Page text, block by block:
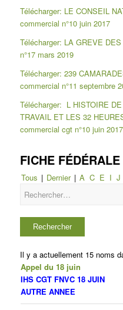
Télécharger: LE CONSEIL
commercial n°10 juin 2017
Télécharger: LA GREVE
n°17 mars 2019
Télécharger: 239
commercial n°11 septembre
Télécharger: L HISTOIRE
TRAVAIL ET LES 32
commercial cgt n°10 juin
FICHE FÉDÉRALE
Tous | Dernier | A C E I J
Il y a actuellement 15 noms
Appel du 18 juin
IHS CGT FNVC 18 JUIN
AUTRE ANNEE